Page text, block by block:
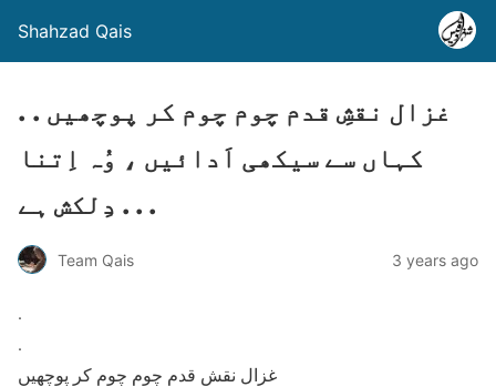
Shahzad Qais
. . غزال نقشِ قدم چوم چوم کر پوچھیں
کہاں سے سیکھی اَدائیں ، وُہ اِتنا
دِلکش ہے . . .
Team Qais 3 years ago
.
.
غزال نقشِ قدم چوم چوم کر پوچھیں